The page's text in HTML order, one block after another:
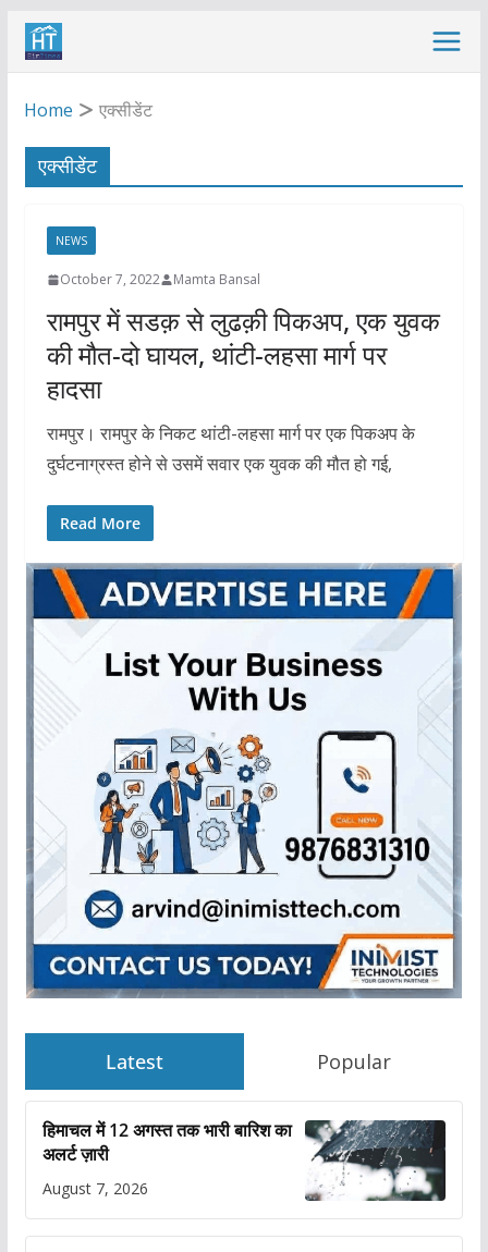
Skip
Home
एक्सीडेंट
एक्सीडेंट
NEWS
October 7, 2022 Mamta Bansal
रामपुर में सडक़ से लुढक़ी पिकअप, एक युवक
की मौत-दो घायल, थांटी-लहसा मार्ग पर
हादसा
रामपुर। रामपुर के निकट थांटी-लहसा मार्ग पर एक पिकअप के
दुर्घटनाग्रस्त होने से उसमें सवार एक युवक की मौत हो गई,
Read More
Latest Popular
हिमाचल में 12 अगस्त तक भारी बारिश का
अलर्ट ज़ारी
August 7, 2026